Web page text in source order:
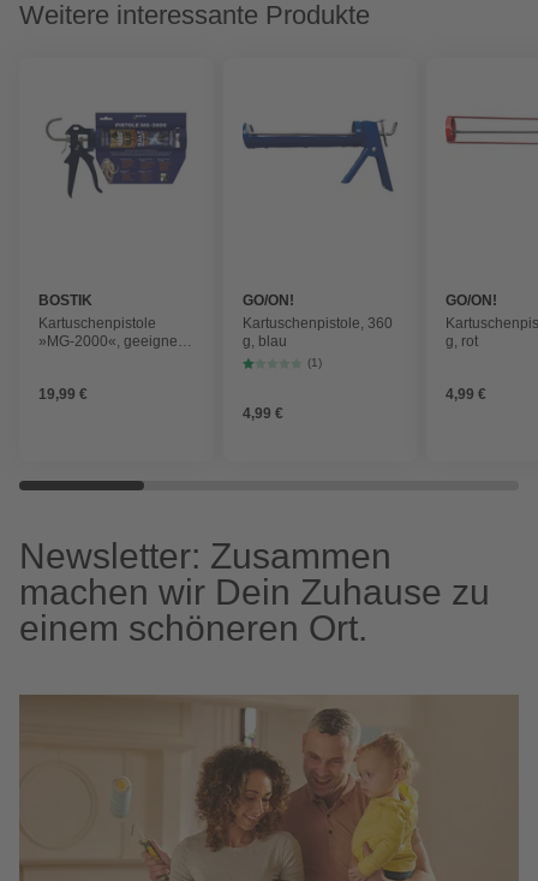
Weitere interessante Produkte
BOSTIK
Kartuschenpistole
»MG-2000«, geeignet
19,99 €
GO/ON!
Kartuschenpistole, 360
g, blau
(1)
4,99 €
GO/ON!
g, rot
4,99 €
Newsletter: Zusammen
machen wir Dein Zuhause zu
einem schöneren Ort.